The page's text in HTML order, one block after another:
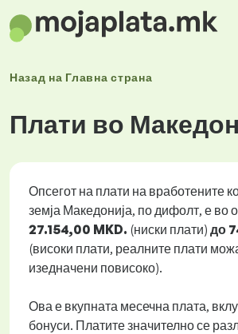
Назад на Главна страна
Плати во
Опсегот на плати на вработените
земја Македонија, по дифолт, е во
27.154,00 MKD. (ниски плати) до
(високи плати, реалните плати
изедначени повисоко).
Ова е вкупната месечна плата,
бонуси. Платите значително се